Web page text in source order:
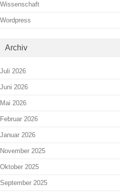
Wissenschaft
Wordpress
Archiv
Juli 2026
Juni 2026
Mai 2026
Februar 2026
Januar 2026
November 2025
Oktober 2025
September 2025